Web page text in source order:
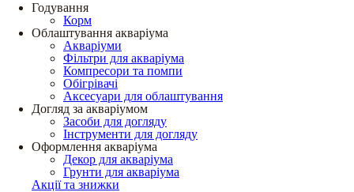
Годування
Корм
Облаштування акваріума
Акваріуми
Фільтри для акваріума
Компресори та помпи
Обігрівачі
Аксесуари для облаштування
Догляд за акваріумом
Засоби для догляду
Інструменти для догляду
Оформлення акваріума
Декор для акваріума
Грунти для акваріума
Акції та знижки